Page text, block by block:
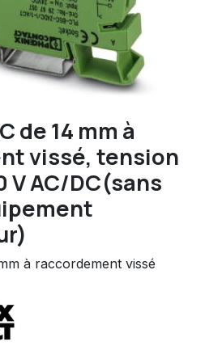
de 14 mm à
vissé, tension
AC/DC(sans
à raccordement vissé